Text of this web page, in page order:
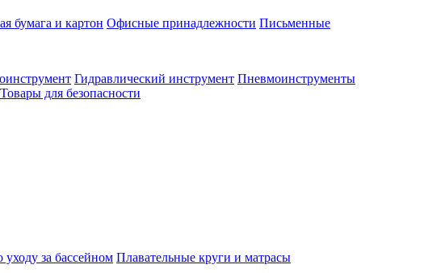
бумага и картон Офисные принадлежности Письменные
Гидравлический инструмент Пневмоинструменты
Товары для безопасности
уходу за бассейном Плавательные круги и матрасы